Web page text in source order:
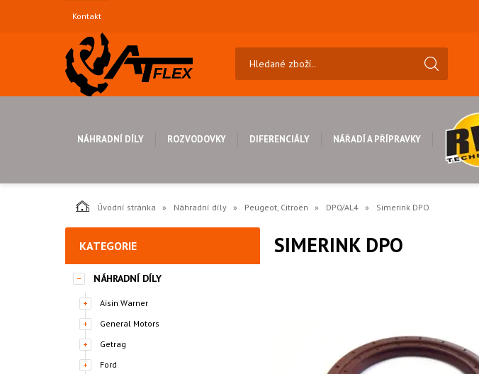
Kontakt
NÁHRADNÍ DÍLY ROZVODOVKY DIFERENCIÁLY NÁŘADÍ A PŘÍPRAVKY
Úvodní stránka Náhradní díly Peugeot, Citroën DP0/AL4 Simerink DPO
KATEGORIE
NÁHRADNÍ DÍLY
Aisin Warner
General Motors
Getrag
Ford
SIMERINK DPO